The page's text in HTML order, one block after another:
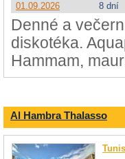
01.09.2026
8 dní
Denné a
diskotéka.
Hammam,
Al Hambra Thalasso